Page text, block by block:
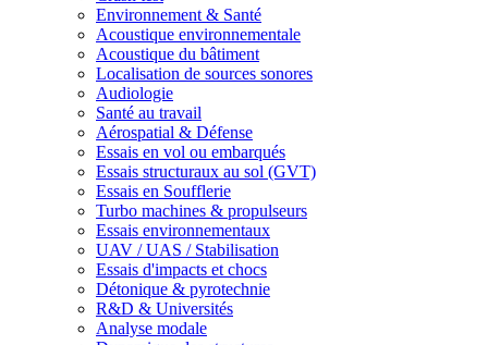
Environnement & Santé
Acoustique environnementale
Acoustique du bâtiment
Localisation de sources sonores
Audiologie
Santé au travail
Aérospatial & Défense
Essais en vol ou embarqués
Essais structuraux au sol (GVT)
Essais en Soufflerie
Turbo machines & propulseurs
Essais environnementaux
UAV / UAS / Stabilisation
Essais d'impacts et chocs
Détonique & pyrotechnie
R&D & Universités
Analyse modale